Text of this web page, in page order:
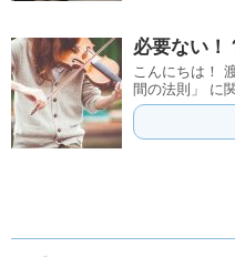
必要ない！
こんにちは！
間の法則」 に